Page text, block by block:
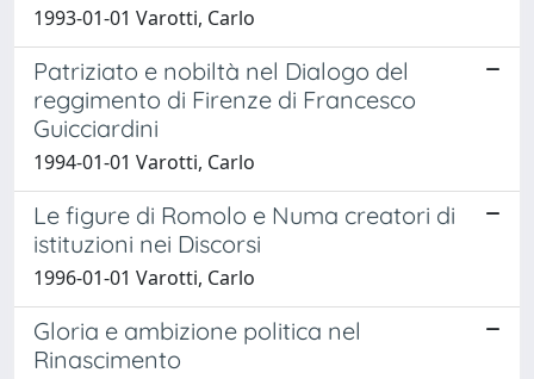
1993-01-01 Varotti, Carlo
Patriziato e nobiltà nel Dialogo del
reggimento di Firenze di Francesco
Guicciardini
1994-01-01 Varotti, Carlo
Le figure di Romolo e Numa creatori di
istituzioni nei Discorsi
1996-01-01 Varotti, Carlo
Gloria e ambizione politica nel
Rinascimento